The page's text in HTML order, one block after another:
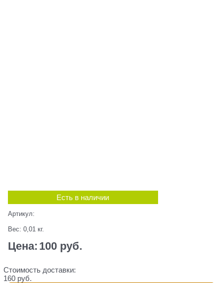
Есть в наличии
Артикул:
Вес: 0,01 кг.
Цена: 100 руб.
Стоимость доставки:
160 руб.